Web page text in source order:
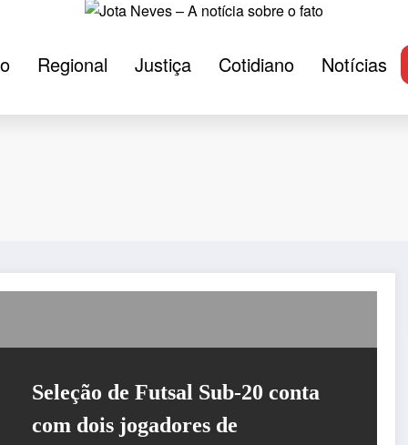
Regional Justiça Cotidiano Notícias
Seleção de Futsal Sub-20 conta
com dois jogadores de